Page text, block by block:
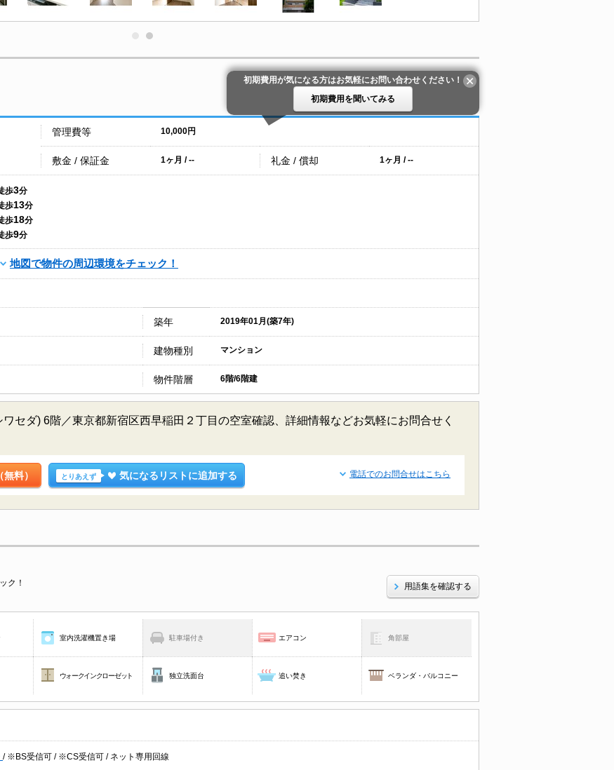
初期費用が気になる方はお気軽にお問い合わせください！
初期費用を聞いてみる
管理費等 10,000円
敷金 / 保証金 1ヶ月 / -- 礼金 / 償却 1ヶ月 / --
歩3分
歩13分
歩18分
歩9分
地図で物件の周辺環境をチェック！
築年 2019年01月(築7年)
建物種別 マンション
物件階層 6階/6階建
セダ) 6階／東京都新宿区西早稲田２丁目の空室確認、詳細情報などお気軽にお問合せく
無料） とりあえず 気になるリストに追加する 電話でのお問合せはこちら
ク！ 用語集を確認する
室内洗濯機置き場 駐車場付き エアコン 角部屋
ウォークインクローゼット 独立洗面台 追い焚き ベランダ・バルコニー
/ ※BS受信可 / ※CS受信可 / ネット専用回線